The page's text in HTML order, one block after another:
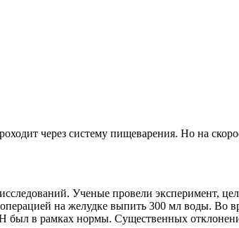
через систему пищеварения. Но на
исследований. Ученые провели
на желудке выпить 300 мл воды. Во
был в рамках нормы. Существенных